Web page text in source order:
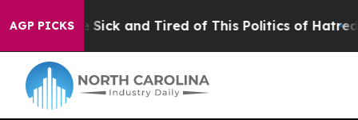
AGP PICKS
Are Sick and Tired of This Politics of Hatred” The